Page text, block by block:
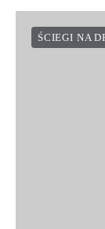
ŚCIEGI NA